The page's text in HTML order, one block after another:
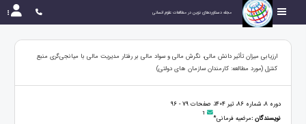
مجله دستاوردهای نوین در مطالعات علوم انسانی
ارزیابی میزان تأثیر دانش مالی، نگرش مالی و سواد مالی بر رفتار مدیریت مالی با میانجی‌گری منبع
کنترل (مورد مطالعه: کارمندان سازمان های دولتی)
دوره 8، شماره 86، تیر 1404، صفحات 79 - 96
نویسندگان :مرضیه فرمانی* 1